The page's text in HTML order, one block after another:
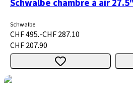
Schwalbe
CHF 495.-CHF 287.10
CHF 207.90